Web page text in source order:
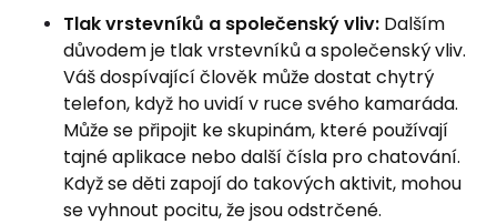
Tlak vrstevníků a společenský vliv: Dalším
důvodem je tlak vrstevníků a společenský vliv.
Váš dospívající člověk může dostat chytrý
telefon, když ho uvidí v ruce svého kamaráda.
Může se připojit ke skupinám, které používají
tajné aplikace nebo další čísla pro chatování.
Když se děti zapojí do takových aktivit, mohou
se vyhnout pocitu, že jsou odstrčené.